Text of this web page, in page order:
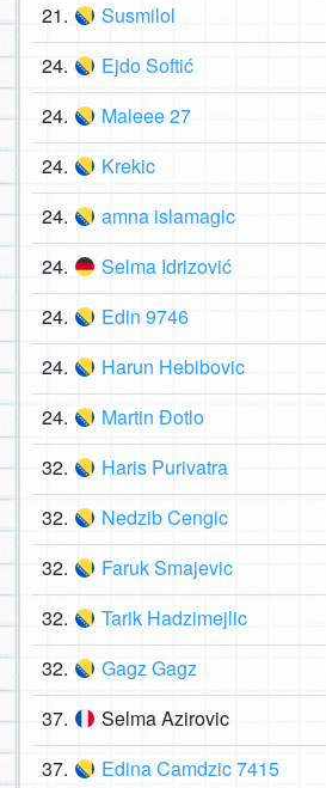
21. Susmilol
24. Ejdo Softić
24. Maleee 27
24. Krekic
24. amna islamagic
24. Selma Idrizović
24. Edin 9746
24. Harun Hebibovic
24. Martin Đotlo
32. Haris Purivatra
32. Nedzib Cengic
32. Faruk Smajevic
32. Tarik Hadzimejlic
32. Gagz Gagz
37. Selma Azirovic
37. Edina Camdzic 7415